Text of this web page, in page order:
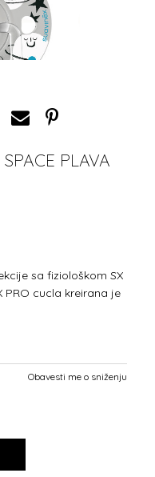
PLAVA
sa fiziološkom SX
PRO cucla kreirana je
Obavesti me o sniženju